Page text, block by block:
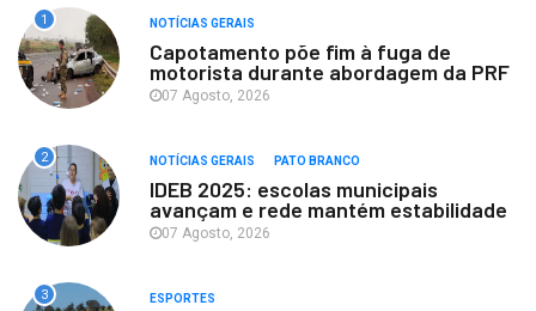
1 NOTÍCIAS GERAIS
Capotamento põe fim à fuga de
motorista durante abordagem da PRF
07 Agosto, 2026
2 NOTÍCIAS GERAIS PATO BRANCO
IDEB 2025: escolas municipais
avançam e rede mantém estabilidade
07 Agosto, 2026
3 ESPORTES